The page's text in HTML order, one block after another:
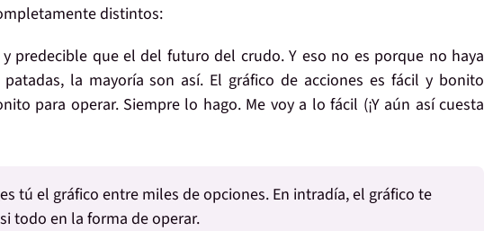
distintos:
predecible que el del futuro del crudo. Y eso no es porque no haya
la mayoría son así. El gráfico de acciones es fácil y bonito
para operar. Siempre lo hago. Me voy a lo fácil (¡Y aún así cuesta
tú el gráfico entre miles de opciones. En intradía, el gráfico te
todo en la forma de operar.